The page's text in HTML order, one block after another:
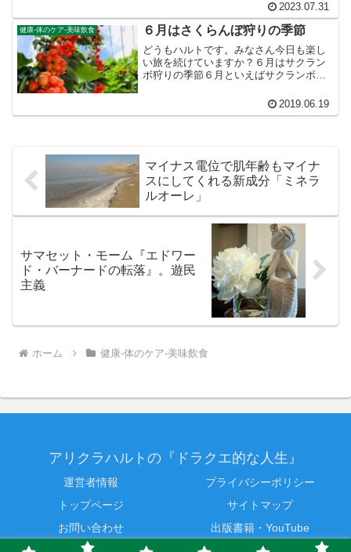
いいのに。誰もがハッピーホルモンを経
口補給できるなら、誰でも苦行なしで宗
教的法悦の境地、幸せにたどり着くこと
ができます。
2023.07.31
健康-体のケア-美味飲食 ６月はさくらんぼ狩りの季節
どうもハルトです。みなさん今日も楽し
い旅を続けていますか？６月はサクラン
ボ狩りの季節６月といえばサクランボ狩
れまで私たちはサクランボ狩りと言えば
2019.06.19
マイナス電位で肌年齢もマイナ
スにしてくれる新成分「ミネラ
ルオーレ」
サマセット・モーム『エドワー
ド・バーナードの転落』。遊民
主義
ホーム 健康-体のケア-美味飲食
アリクラハルトの『ドラクエ的な人生』
運営者情報
プライバシーポリシー
トップページ
サイトマップ
お問い合わせ
出版書籍・YouTube